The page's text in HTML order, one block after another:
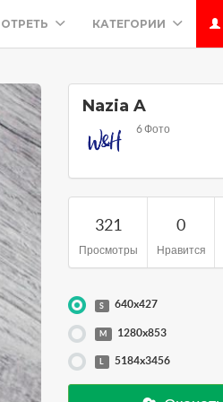
КАТЕГОРИИ
Nazia A
6 Фото
321
Просмотры
0
Нравится
S 640x427
M 1280x853
L 5184x3456